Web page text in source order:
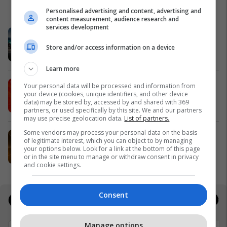
Zgjidhni një nga katër modelet tuaja
të preferuara Peugeot
IPKO vazhdon partneritetin me
Sunny Hill Festival 2026
IPKO
EXPO DIASPORA 2026 mbahet më
3, 4 dhe 5 gusht në Prishtinë
Expo Prishtina
Jobs
Personalised advertising and content, advertising and
content measurement, audience research and
services development
Store and/or access information on a device
Learn more
Your personal data will be processed and information from
your device (cookies, unique identifiers, and other device
data) may be stored by, accessed by and shared with 369
partners, or used specifically by this site. We and our partners
may use precise geolocation data. List of partners.
Some vendors may process your personal data on the basis
of legitimate interest, which you can object to by managing
your options below. Look for a link at the bottom of this page
or in the site menu to manage or withdraw consent in privacy
and cookie settings.
Consent